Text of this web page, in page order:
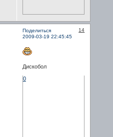
Поделиться
14
2009-03-19 22:45:45
Дискобол
0